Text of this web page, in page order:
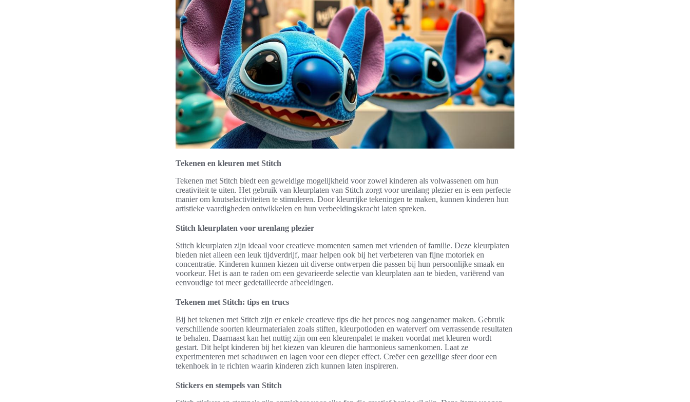
Tekenen en kleuren met Stitch
Tekenen met Stitch biedt een geweldige mogelijkheid voor zowel kinderen als volwassenen om hun
creativiteit te uiten. Het gebruik van kleurplaten van Stitch zorgt voor urenlang plezier en is een perfecte
manier om knutselactiviteiten te stimuleren. Door kleurrijke tekeningen te maken, kunnen kinderen hun
artistieke vaardigheden ontwikkelen en hun verbeeldingskracht laten spreken.
Stitch kleurplaten voor urenlang plezier
Stitch kleurplaten zijn ideaal voor creatieve momenten samen met vrienden of familie. Deze kleurplaten
bieden niet alleen een leuk tijdverdrijf, maar helpen ook bij het verbeteren van fijne motoriek en
concentratie. Kinderen kunnen kiezen uit diverse ontwerpen die passen bij hun persoonlijke smaak en
voorkeur. Het is aan te raden om een gevarieerde selectie van kleurplaten aan te bieden, variërend van
eenvoudige tot meer gedetailleerde afbeeldingen.
Tekenen met Stitch: tips en trucs
Bij het tekenen met Stitch zijn er enkele creatieve tips die het proces nog aangenamer maken. Gebruik
verschillende soorten kleurmaterialen zoals stiften, kleurpotloden en waterverf om verrassende resultaten
te behalen. Daarnaast kan het nuttig zijn om een kleurenpalet te maken voordat met kleuren wordt
gestart. Dit helpt kinderen bij het kiezen van kleuren die harmonieus samenkomen. Laat ze
experimenteren met schaduwen en lagen voor een dieper effect. Creëer een gezellige sfeer door een
tekenhoek in te richten waarin kinderen zich kunnen laten inspireren.
Stickers en stempels van Stitch